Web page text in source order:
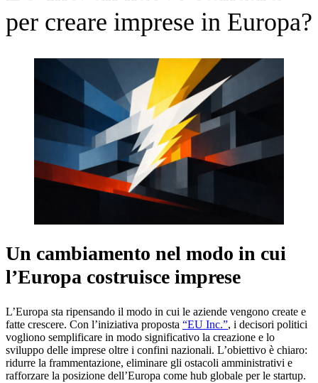
per creare imprese in Europa?
Un cambiamento nel modo in cui
l’Europa costruisce imprese
L’Europa sta ripensando il modo in cui le aziende vengono create e
fatte crescere. Con l’iniziativa proposta “EU Inc.”, i decisori politici
vogliono semplificare in modo significativo la creazione e lo
sviluppo delle imprese oltre i confini nazionali. L’obiettivo è chiaro:
ridurre la frammentazione, eliminare gli ostacoli amministrativi e
rafforzare la posizione dell’Europa come hub globale per le startup.